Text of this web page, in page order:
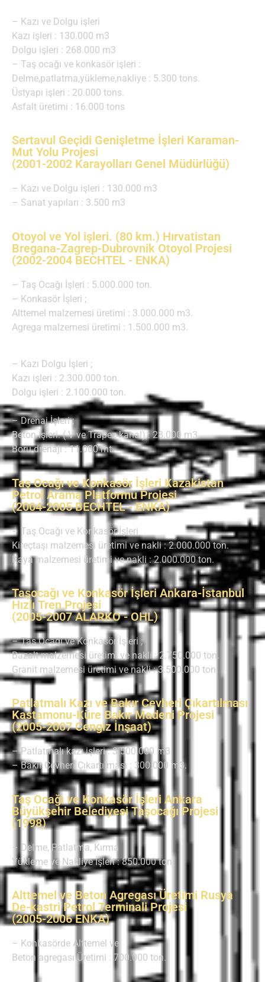
– Kazı ve Dolgu işleri
Kazı işleri : 130.000 m3
Dolgu işleri : 268.000 m3
– Taş ocağı ve konkasör işleri :
Delme,patlatma,yükleme,nakliye : 5.300 tons.
Üstyapı işleri : 20.000 tons.
Asfalt üretimi : 16.000 tons
Sertavul Geçidi Genişletme İşleri Karaman-
Mut Yolu Projesi
(2001-2002 Karayolları Genel Müdürlüğü)
– Kazı ve Dolgu işleri : 130.000 m3
– Sanat yapıları : 3.500 m3
Otoyol ve Yol işleri. (80 km.) Hırvatistan
Bregana-Zagrep-Dubrovnik Otoyol Projesi
(2002-2004 BECHTEL - ENKA)
– Taş Ocağı İşleri : 5.000.000 ton.
– Konkasör İşleri ;
Alttemel malzemesi üretimi : 3.000.000 m3.
Agrega malzemesi üretimi : 1.500.000 m3.
– Kazı Dolgu İşleri ;
Kazı işleri : 2.300.000 ton.
Dolgu işleri : 2.100.000 ton.
– Drenaj İşleri ;
Beton İşleri. ( V ve Trapez kanal) : 28.000 m3.
Boru drenajı : 11.000 mt.
Taş Ocağı ve Konkasör İşleri Kazakistan
Petrol Arama Platformu Projesi
(2004-2005 BECHTEL - ENKA)
– Taş Ocağı ve Konkasör İşleri
Kireçtaşı malzemesi üretimi ve nakli : 2.000.000 ton.
Kaya malzemesi üretimi ve nakli : 2.000.000 ton.
Taşocağı ve Konkasör İşleri Ankara-İstanbul
Hızlı Tren Projesi
(2005-2007 ALARKO - OHL)
– Taş Ocağı ve Konkasör İşleri ;
Bazalt malzemesi üretimi ve nakli : 2.750.000 ton.
Granit malzemesi üretimi ve nakli : 3.500.000 ton.
Patlatmalı Kazı ve Bakır Cevheri Çıkartılması
Kastamonu-Küre Bakır Madeni Projesi
(2005-2007 Cengiz İnşaat)
– Patlatmalı kazı işleri : 3.500.000 m3.
– Bakır Cevheri Çıkartılması : 300.000 m3.
Taş Ocağı ve Konkasör İşleri Ankara
Büyükşehir Belediyesi Taşocağı Projesi
(1998)
– Delme, Patlatma, Kırma
Yükleme ve Nakliye İşleri : 850.000 ton.
Alttemel ve Beton Agregası Üretimi Rusya
De-kastri Petrol Terminali Projesi
(2005-2006 ENKA)
– Konkasörde Alttemel ve
Beton agregası Üretimi : 700.000 ton.